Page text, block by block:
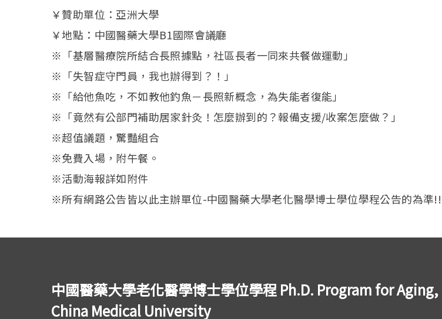
￥贊助單位：亞洲大學
￥地點：中國醫藥大學B1國際會議廳
※「基層醫療院所結合長照據點，社區長者一同來共餐做運動」
※「失智症守門員，我也辦得到？！」
※「給他魚吃，不如教他釣魚－長照新概念，為失能者復能」
※「竟然有公部門補助居家針灸！怎麼辦到的？報備支援/收案怎麼做？」
※超值議題，驚豔組合
※免費入場，附午餐。
※活動海報詳如附件
※所有網路公告皆以此主辦單位-中國醫藥大學老化醫學博士學位學程公告的為準!!
中國醫藥大學老化醫學博士學位學程 Ph.D. Program for Aging,
China Medical University